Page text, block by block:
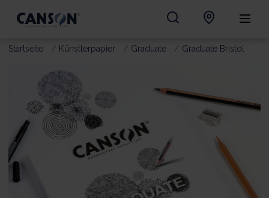
Startseite Künstlerpapier Graduate Graduate Bristol